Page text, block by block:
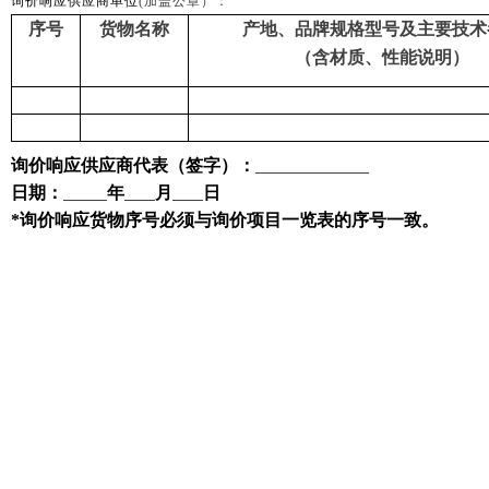
序号 货物名称
产地、品牌规格型号及主要技
（含材质、性能说明）
询价响应供应商代表（签字）：
日期：
年 月
日
*询价响应货物序号必须与询价项目一览表的序号一致。